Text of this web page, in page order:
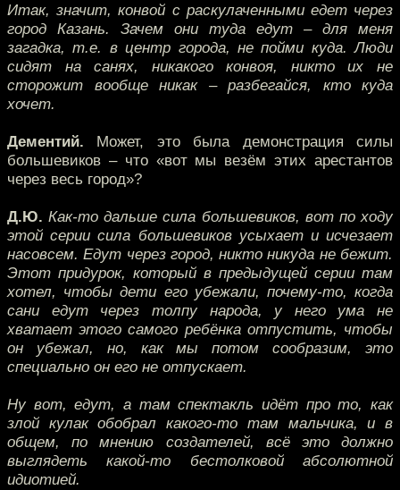
Итак, значит, конвой с раскулаченными едет через
город Казань. Зачем они туда едут – для меня
загадка, т.е. в центр города, не пойми куда. Люди
сидят на санях, никакого конвоя, никто их не
сторожит вообще никак – разбегайся, кто куда
хочет.
Дементий. Может, это была демонстрация силы
большевиков – что «вот мы везём этих арестантов
через весь город»?
Д.Ю. Как-то дальше сила большевиков, вот по ходу
этой серии сила большевиков усыхает и исчезает
насовсем. Едут через город, никто никуда не бежит.
Этот придурок, который в предыдущей серии там
хотел, чтобы дети его убежали, почему-то, когда
сани едут через толпу народа, у него ума не
хватает этого самого ребёнка отпустить, чтобы
он убежал, но, как мы потом сообразим, это
специально он его не отпускает.
Ну вот, едут, а там спектакль идёт про то, как
злой кулак обобрал какого-то там мальчика, и в
общем, по мнению создателей, всё это должно
выглядеть какой-то бестолковой абсолютной
идиотией.